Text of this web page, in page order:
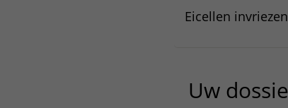
Eicellen invriezen
Uw